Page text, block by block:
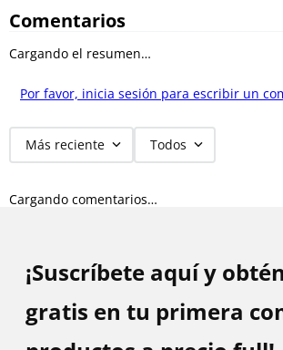
Comentarios
Cargando el resumen…
Por favor, inicia sesión para escribir un
Más reciente Todos
Cargando comentarios…
¡Suscríbete aquí y
gratis en tu primera